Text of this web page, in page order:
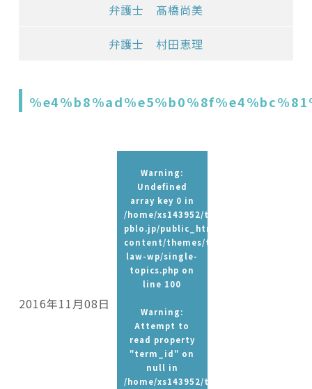
弁護士 髙橋尚美
弁護士 村田恵理
2016年11月08日
Warning:
Undefined
array key 0 in
/home/xs143952/t-
pblo.jp/public_html/wp-
content/themes/tpbc-
law-wp/single-
topics.php on
line 100
Warning:
Attempt to
read property
"term_id" on
null in
/home/xs143952/t-